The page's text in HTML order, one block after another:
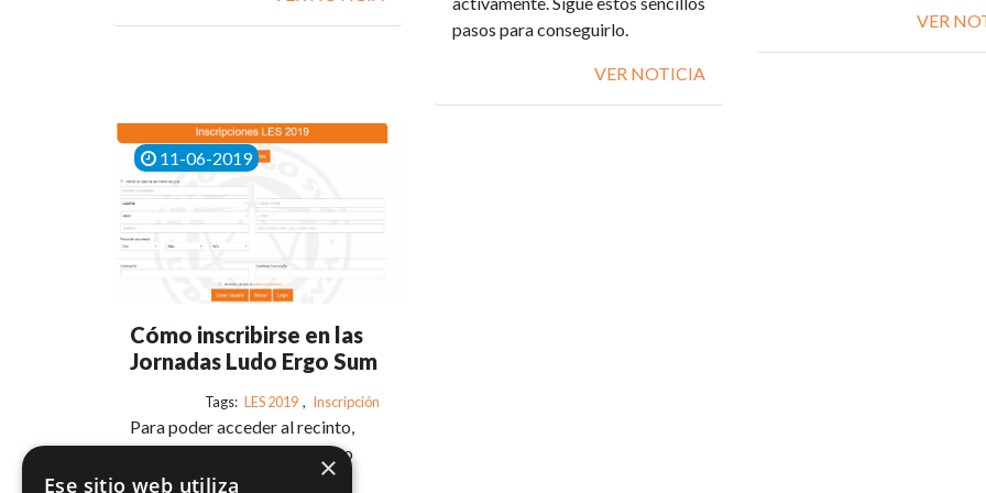
pasos para conseguirlo.
VER NOTICIA
VER
11-06-2019
Cómo inscribirse en las
Jornadas Ludo Ergo Sum
Tags: LES 2019 , Inscripción
Para poder acceder al recinto,
participar en las actividades o
comprar en el mercadillo
×
Ese sitio web utiliza